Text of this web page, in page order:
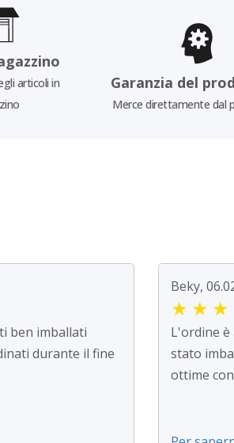
articoli in
Garanzia del
Merce direttamente dal
ben imballati
durante il fine
Beky,
★ ★ ★
L'ordine
stato
ottime